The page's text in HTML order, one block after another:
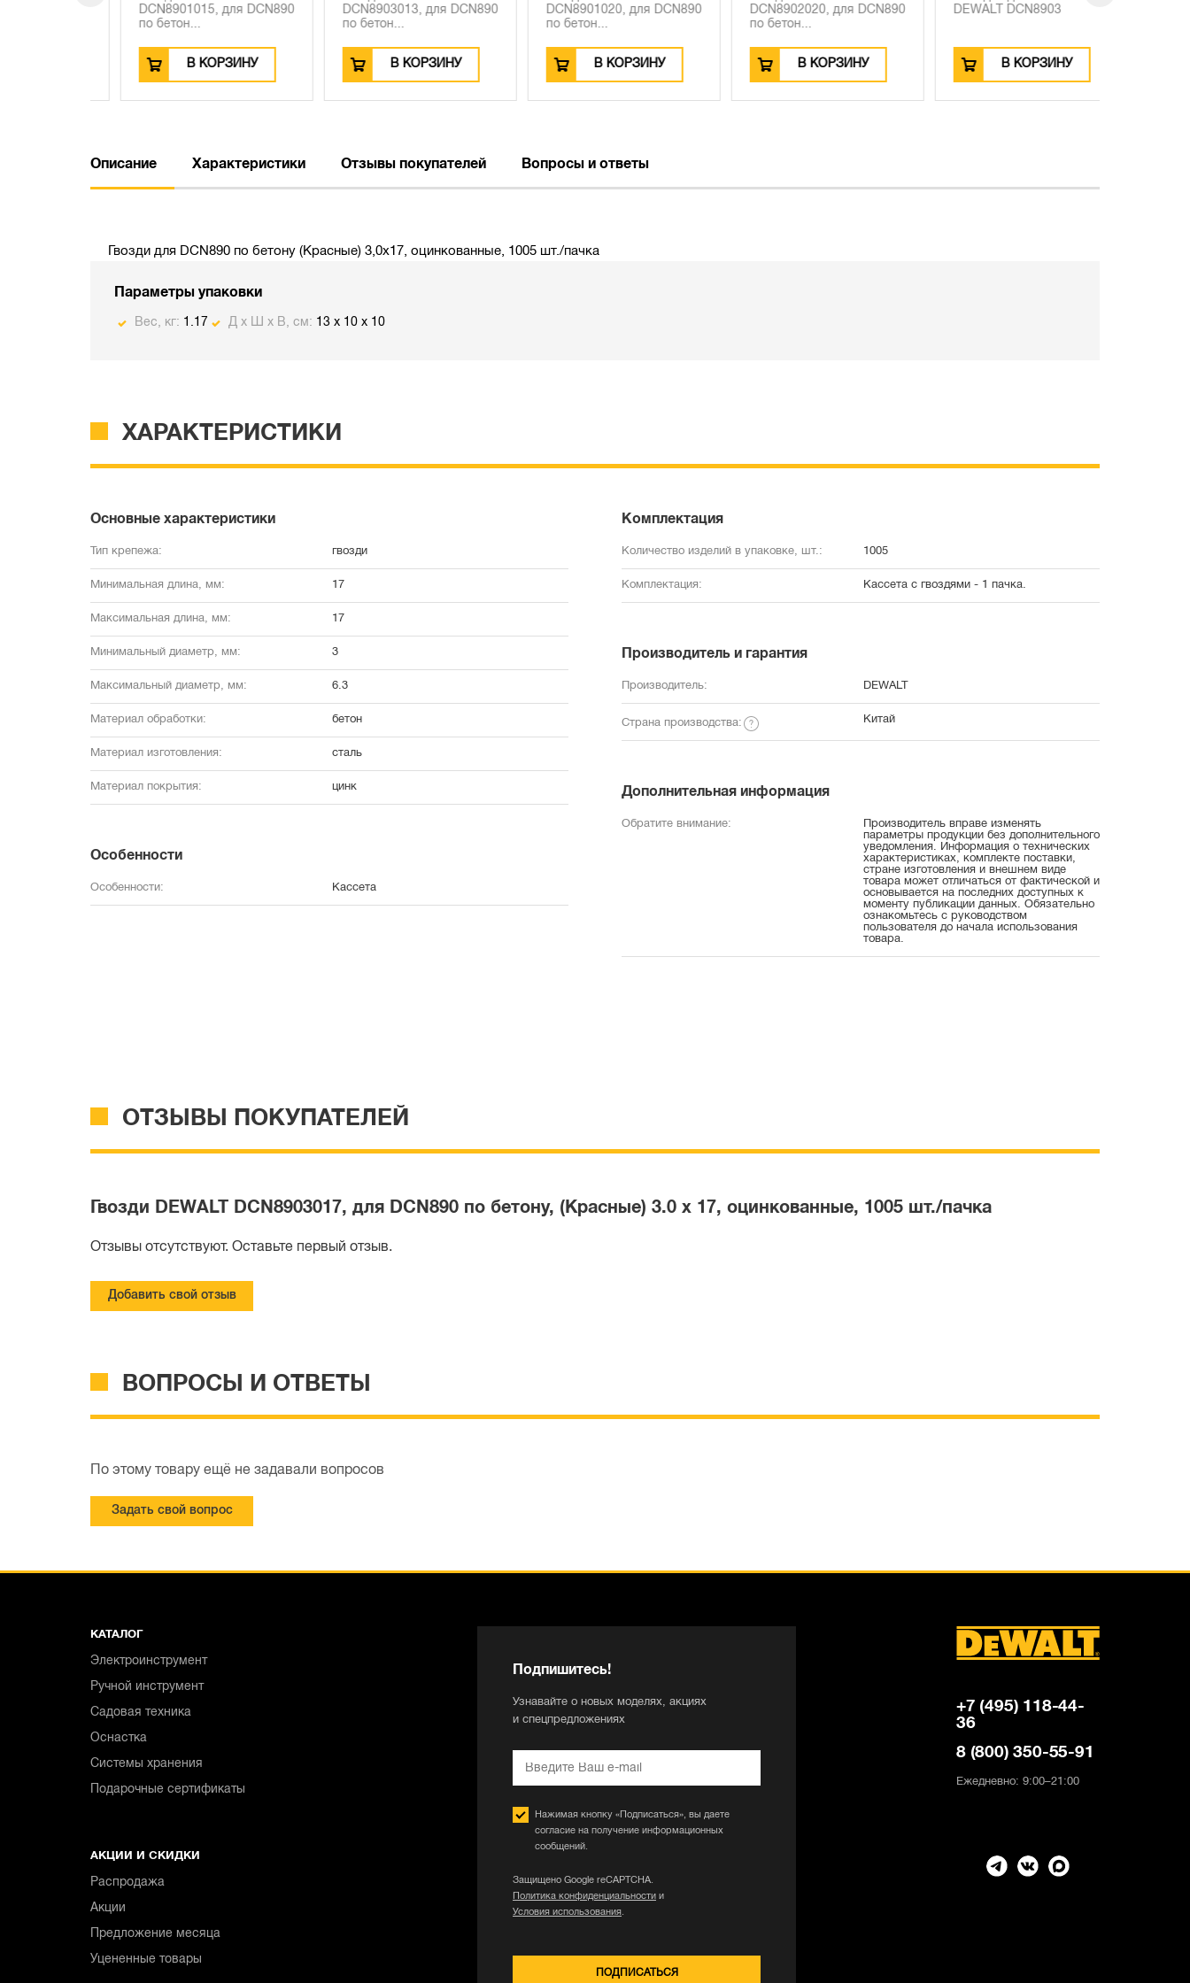
DCN8901015, для DCN890
по бетон...
В КОРЗИНУ
DCN8903013, для DCN890
по бетон...
В КОРЗИНУ
DCN8901020, для DCN890
по бетон...
В КОРЗИНУ
DCN8902020, для DCN890
по бетон...
В КОРЗИНУ
DEWALT DCN8903
В КОРЗИНУ
Описание Характеристики Отзывы покупателей Вопросы и ответы
Гвозди для DCN890 по бетону (Красные) 3,0х17, оцинкованные, 1005 шт./пачка
Параметры упаковки
Вес, кг: 1.17 Д х Ш х В, см: 13 x 10 x 10
ХАРАКТЕРИСТИКИ
Основные характеристики
Тип крепежа: гвозди
Минимальная длина, мм: 17
Максимальная длина, мм: 17
Минимальный диаметр, мм: 3
Максимальный диаметр, мм: 6.3
Материал обработки: бетон
Материал изготовления: сталь
Материал покрытия: цинк
Особенности
Особенности: Кассета
Комплектация
Количество изделий в упаковке, шт.: 1005
Комплектация: Кассета с гвоздями - 1 пачка.
Производитель и гарантия
Производитель: DEWALT
Страна производства: Китай
Дополнительная информация
Обратите внимание:
Производитель вправе изменять
параметры продукции без дополнительного
уведомления. Информация о технических
характеристиках, комплекте поставки,
стране изготовления и внешнем виде
товара может отличаться от фактической и
основывается на последних доступных к
моменту публикации данных. Обязательно
ознакомьтесь с руководством
пользователя до начала использования
товара.
ОТЗЫВЫ ПОКУПАТЕЛЕЙ
Гвозди DEWALT DCN8903017, для DCN890 по бетону, (Красные) 3.0 x 17, оцинкованные, 1005 шт./пачка
Отзывы отсутствуют. Оставьте первый отзыв.
Добавить свой отзыв
ВОПРОСЫ И ОТВЕТЫ
По этому товару ещё не задавали вопросов
Задать свой вопрос
КАТАЛОГ
Электроинструмент
Ручной инструмент
Садовая техника
Оснастка
Системы хранения
Подарочные сертификаты
АКЦИИ И СКИДКИ
Распродажа
Акции
Предложение месяца
Уцененные товары
Подпишитесь!
Узнавайте о новых моделях, акциях
и спецпредложениях
ПОДПИСАТЬСЯ
Нажимая кнопку «Подписаться», вы даете
согласие на получение информационных
сообщений.
Защищено Google reCAPTCHA.
Политика конфиденциальности и
Условия использования.
+7 (495) 118-44-
36
8 (800) 350-55-91
Ежедневно: 9:00–21:00